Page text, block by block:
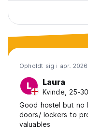
Opholdt sig i apr. 2026
L Laura
Kvinde, 25-
Good hostel but no
doors/ lockers to
valuables